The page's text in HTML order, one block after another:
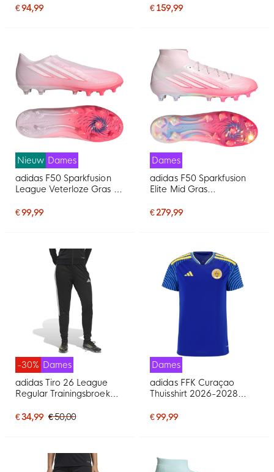
Dames Roze Wit
€ 94,99
Dames Roze Wit
€ 159,99
Nieuw Dames
adidas F50 Sparkfusion
League Veterloze Gras /
Voetbalschoenen (MG)
€ 99,99
Dames
adidas F50 Sparkfusion
Elite Mid Gras
Dames Roze Wit
€ 279,99
-30% Dames
adidas Tiro 26 League
Regular Trainingsbroek
€ 34,99 € 50,00
Dames
adidas FFK Curaçao
Thuisshirt 2026-2028
€ 99,99